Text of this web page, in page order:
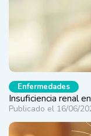
Enfermedades
Insuficiencia renal
Publicado el 16/06/